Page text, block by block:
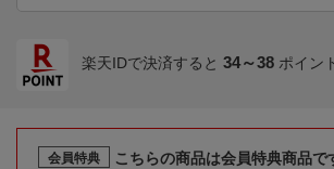
楽天IDで決済すると 34～38 ポイン
会員特典
こちらの商品は会員特典商品で